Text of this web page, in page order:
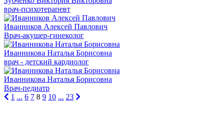
врач-психотерапевт
Иванников Алексей Павлович
Врач-акушер-гинеколог
Иванникова Наталья Борисовна
врач - детский кардиолог
Иванникова Наталья Борисовна
Врач-педиатр
1 ... 6 7 8 9 10 ... 23